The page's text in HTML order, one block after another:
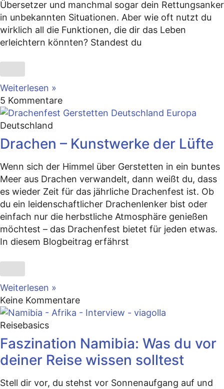
Übersetzer und manchmal sogar dein Rettungsanker
in unbekannten Situationen. Aber wie oft nutzt du
wirklich all die Funktionen, die dir das Leben
erleichtern könnten? Standest du
Weiterlesen »
5 Kommentare
Deutschland
Drachen – Kunstwerke der Lüfte
Wenn sich der Himmel über Gerstetten in ein buntes
Meer aus Drachen verwandelt, dann weißt du, dass
es wieder Zeit für das jährliche Drachenfest ist. Ob
du ein leidenschaftlicher Drachenlenker bist oder
einfach nur die herbstliche Atmosphäre genießen
möchtest – das Drachenfest bietet für jeden etwas.
In diesem Blogbeitrag erfährst
Weiterlesen »
Keine Kommentare
Reisebasics
Faszination Namibia: Was du vor
deiner Reise wissen solltest
Stell dir vor, du stehst vor Sonnenaufgang auf und